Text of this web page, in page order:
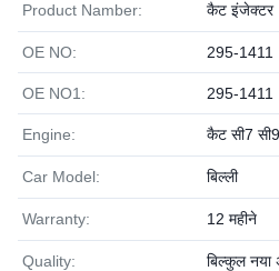
Product Namber: कैट इंजेक्टर
OE NO: 295-1411
OE NO1: 295-1411
Engine: कैट सी7
Car Model: बिल्ली
Warranty: 12 महीने
Quality: बिल्कुल नया